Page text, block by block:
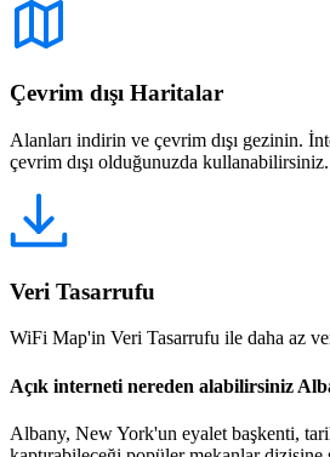
Çevrim dışı Haritalar
Alanları indirin ve çevrim dışı gezinin.
çevrim dışı olduğunuzda kullanabilirsiniz.
Veri Tasarrufu
WiFi Map'in Veri Tasarrufu ile daha az
Açık interneti nereden alabilirsiniz
Albany, New York'un eyalet başkenti,